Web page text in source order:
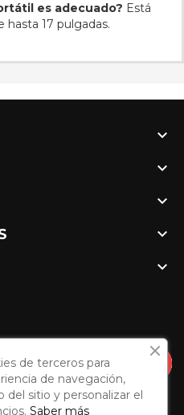
es adecuado? Está
hasta 17 pulgadas.





momento. Para ello,
de terceros para
de navegación,
del sitio y personalizar el
Saber más